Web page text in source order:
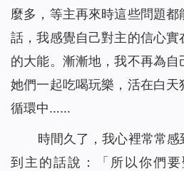
麼多，等主再來時這些問題
話，我感覺自己對主的信心
的大能。漸漸地，我不再為
她們一起吃喝玩樂，活在白
循環中……
時間久了，我心裡常常
到主的話說：「 所以你們